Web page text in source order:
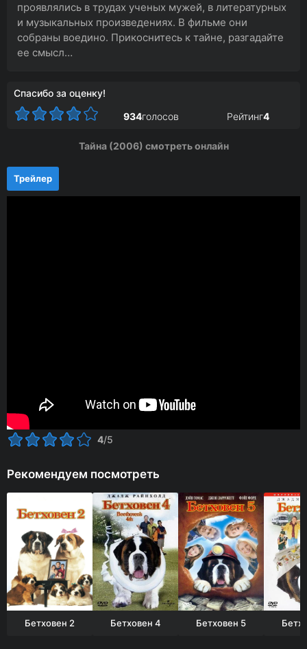
проявлялись в трудах ученых мужей, в литературных
и музыкальных произведениях. В фильме они
собраны воедино. Прикоснитесь к тайне, разгадайте
ее смысл…
Спасибо за оценку!
934голосов Рейтинг4
Тайна (2006) смотреть онлайн
Трейлер
4/5
Рекомендуем посмотреть
Бетховен 2 Бетховен 4 Бетховен 5